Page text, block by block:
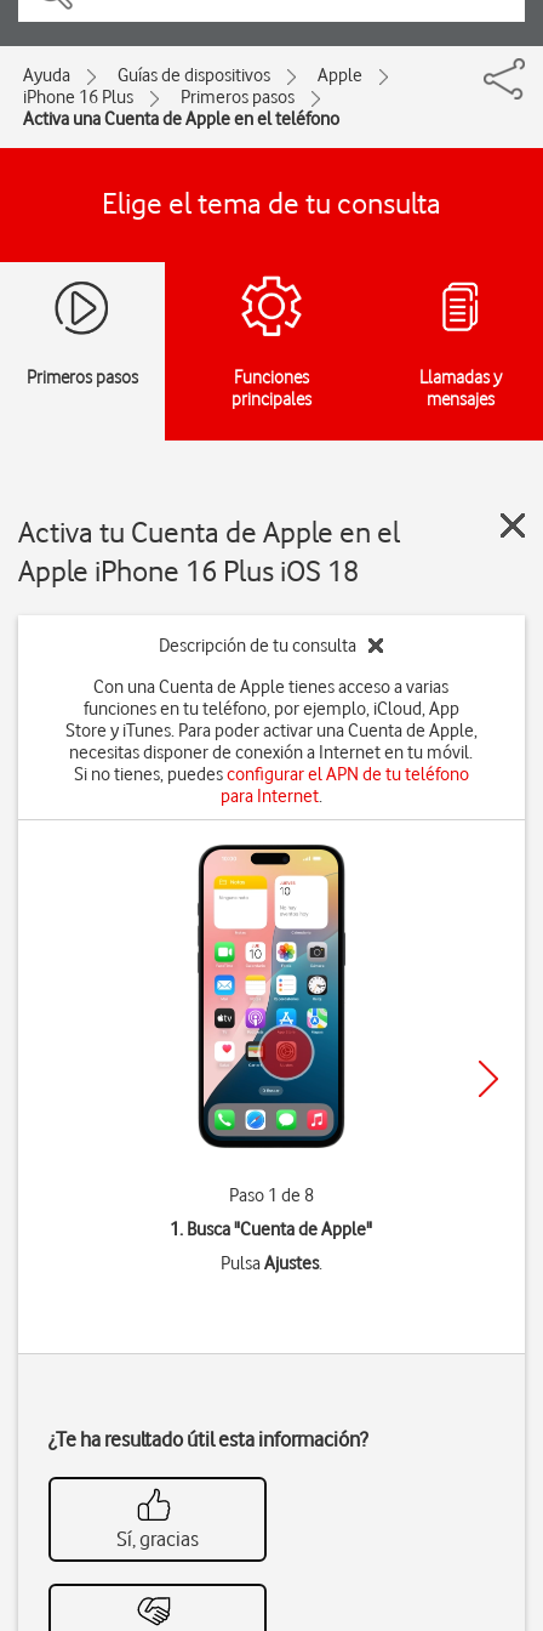
Ayuda Guías de dispositivos
Apple
iPhone 16 Plus
Primeros pasos
Activa una Cuenta de Apple en el teléfono
Elige el tema de tu consulta
Primeros pasos
Funciones
principales
Llamadas y
mensajes
Activa tu Cuenta de Apple en el
Apple iPhone 16 Plus iOS 18
Descripción de tu consulta
Con una Cuenta de Apple tienes acceso a varias
funciones en tu teléfono, por ejemplo, iCloud, App
Store y iTunes. Para poder activar una Cuenta de Apple,
necesitas disponer de conexión a Internet en tu móvil.
Si no tienes, puedesconfigurar el APN de tu teléfono
para Internet.
Paso 1 de 8
1. Busca "Cuenta de Apple"
PulsaAjustes.
¿Te ha resultado útil esta información?
Sí, gracias